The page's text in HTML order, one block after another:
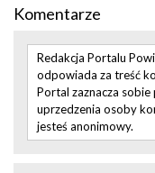
Komentarze
Redakcja Portalu
odpowiada za treść
Portal zaznacza
uprzedzenia osoby
jesteś anonimowy.